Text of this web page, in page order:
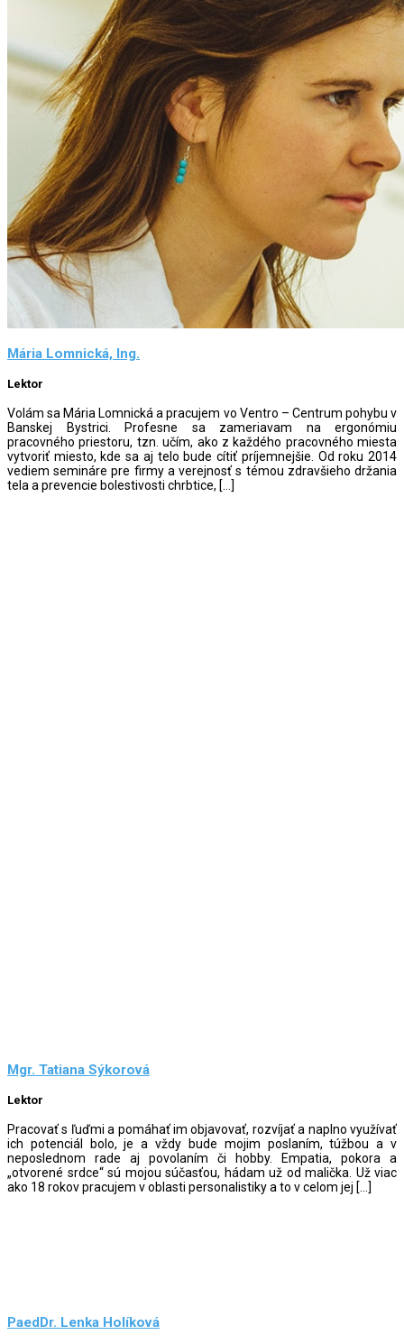
Mária Lomnická, Ing.
Lektor
Volám sa Mária Lomnická a pracujem vo Ventro – Centrum pohybu v
Banskej Bystrici. Profesne sa zameriavam na ergonómiu
pracovného priestoru, tzn. učím, ako z každého pracovného miesta
vytvoriť miesto, kde sa aj telo bude cítiť príjemnejšie. Od roku 2014
vediem semináre pre firmy a verejnosť s témou zdravšieho držania
tela a prevencie bolestivosti chrbtice, […]
Mgr. Tatiana Sýkorová
Lektor
Pracovať s ľuďmi a pomáhať im objavovať, rozvíjať a naplno využívať
ich potenciál bolo, je a vždy bude mojim poslaním, túžbou a v
neposlednom rade aj povolaním či hobby. Empatia, pokora a
„otvorené srdce“ sú mojou súčasťou, hádam už od malička. Už viac
ako 18 rokov pracujem v oblasti personalistiky a to v celom jej […]
PaedDr. Lenka Holíková